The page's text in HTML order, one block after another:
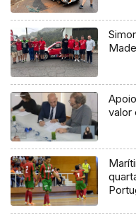
valor